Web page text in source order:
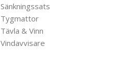
Sänkningssats
Tygmattor
Tävla & Vinn
Vindavvisare